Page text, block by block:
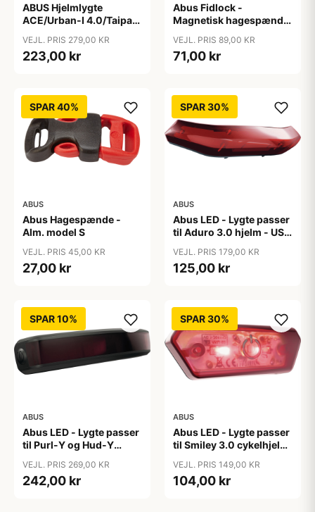
ABUS Hjelmlygte
ACE/Urban-I 4.0/Taipan
VEJL. PRIS 279,00 KR
223,00 kr
Abus Fidlock -
Magnetisk hagespænde
VEJL. PRIS 89,00 KR
71,00 kr
SPAR 40%
ABUS
Abus Hagespænde -
Alm. model S
VEJL. PRIS 45,00 KR
27,00 kr
SPAR 30%
ABUS
Abus LED - Lygte passer
til Aduro 3.0 hjelm - USB
VEJL. PRIS 179,00 KR
125,00 kr
SPAR 10%
ABUS
Abus LED - Lygte passer
til Purl-Y og Hud-Y
genopladelig
VEJL. PRIS 269,00 KR
242,00 kr
SPAR 30%
ABUS
Abus LED - Lygte passer
til Smiley 3.0 cykelhjelm
VEJL. PRIS 149,00 KR
104,00 kr